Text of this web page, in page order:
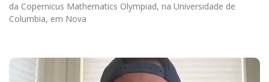
da Copernicus Mathematics Olympiad, na Universidade de
Columbia, em Nova